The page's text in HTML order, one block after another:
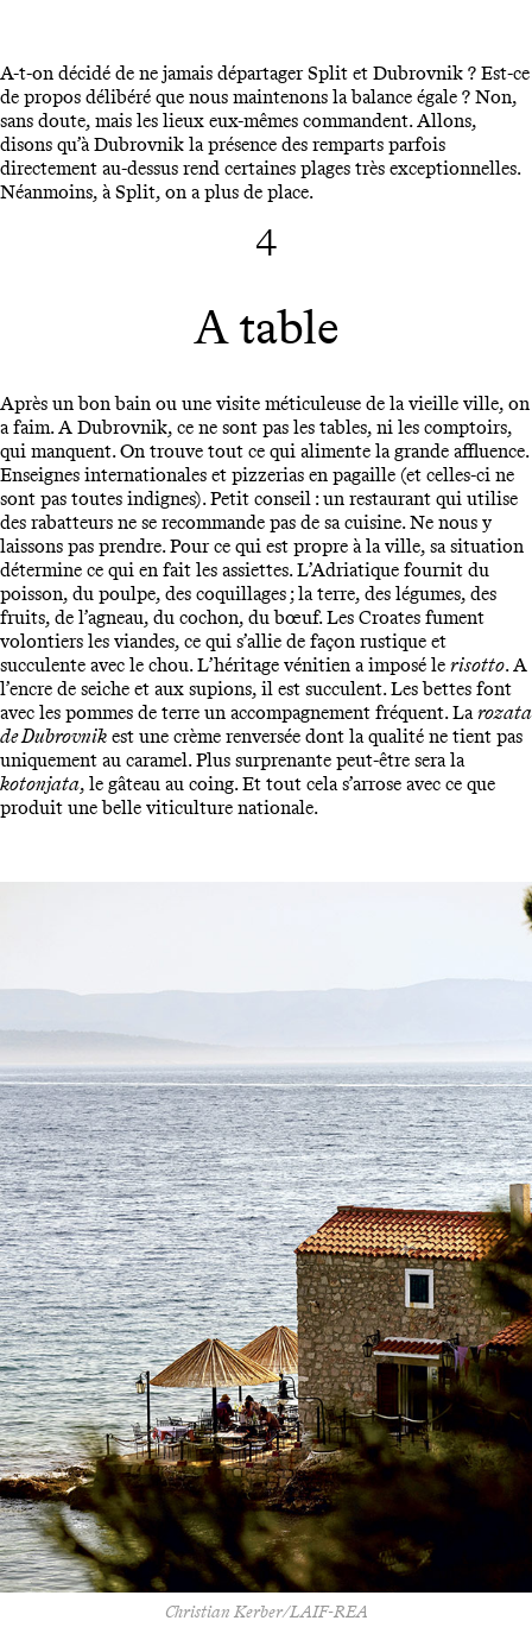
A-t-on décidé de ne jamais départager Split et Dubrovnik ? Est-ce
de propos délibéré que nous maintenons la balance égale ? Non,
sans doute, mais les lieux eux-mêmes commandent. Allons,
disons qu’à Dubrovnik la présence des remparts parfois
directement au-dessus rend certaines plages très exceptionnelles.
Néanmoins, à Split, on a plus de place.
4
A table
Après un bon bain ou une visite méticuleuse de la vieille ville, on
a faim. A Dubrovnik, ce ne sont pas les tables, ni les comptoirs,
qui manquent. On trouve tout ce qui alimente la grande affluence.
Enseignes internationales et pizzerias en pagaille (et celles-ci ne
sont pas toutes indignes). Petit conseil : un restaurant qui utilise
des rabatteurs ne se recommande pas de sa cuisine. Ne nous y
laissons pas prendre. Pour ce qui est propre à la ville, sa situation
détermine ce qui en fait les assiettes. L’Adriatique fournit du
poisson, du poulpe, des coquillages ; la terre, des légumes, des
fruits, de l’agneau, du cochon, du bœuf. Les Croates fument
volontiers les viandes, ce qui s’allie de façon rustique et
succulente avec le chou. L’héritage vénitien a imposé le risotto. A
l’encre de seiche et aux supions, il est succulent. Les bettes font
avec les pommes de terre un accompagnement fréquent. Larozata
de Dubrovnik est une crème renversée dont la qualité ne tient pas
uniquement au caramel. Plus surprenante peut-être sera la
kotonjata, le gâteau au coing. Et tout cela s’arrose avec ce que
produit une belle viticulture nationale.
Christian Kerber/LAIF-REA